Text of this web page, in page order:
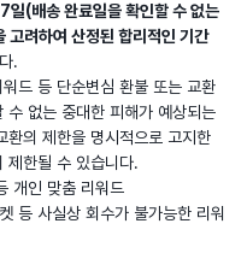
일(배송 완료일을 확인할 수 없는
고려하여 산정된 합리적인 기간
.
드 등 단순변심 환불 또는 교환
수 없는 중대한 피해가 예상되는
환의 제한을 명시적으로 고지한
제한될 수 있습니다.
개인 맞춤 리워드
등 사실상 회수가 불가능한 리워